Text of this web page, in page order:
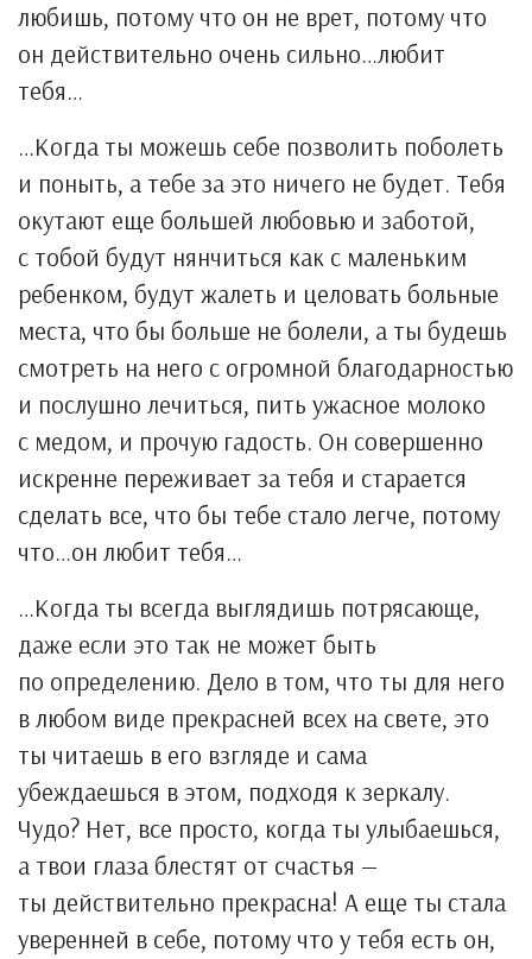
любишь, потому что он не врет, потому что
он действительно очень сильно…любит
тебя…
…Когда ты можешь себе позволить поболеть
и поныть, а тебе за это ничего не будет. Тебя
окутают еще большей любовью и заботой,
с тобой будут нянчиться как с маленьким
ребенком, будут жалеть и целовать больные
места, что бы больше не болели, а ты будешь
смотреть на него с огромной благодарностью
и послушно лечиться, пить ужасное молоко
с медом, и прочую гадость. Он совершенно
искренне переживает за тебя и старается
сделать все, что бы тебе стало легче, потому
что…он любит тебя…
…Когда ты всегда выглядишь потрясающе,
даже если это так не может быть
по определению. Дело в том, что ты для него
в любом виде прекрасней всех на свете, это
ты читаешь в его взгляде и сама
убеждаешься в этом, подходя к зеркалу.
Чудо? Нет, все просто, когда ты улыбаешься,
а твои глаза блестят от счастья —
ты действительно прекрасна! А еще ты стала
уверенней в себе, потому что у тебя есть он,